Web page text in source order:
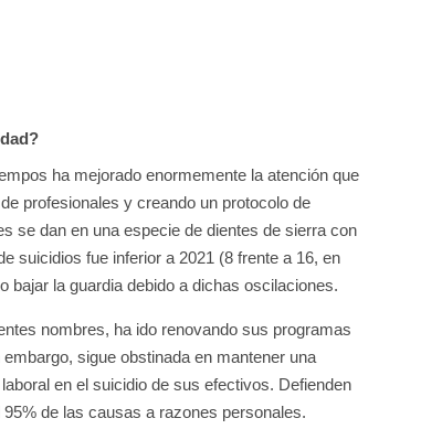
ha mejorado enormemente la atención que
profesionales y creando un protocolo de
se dan en una especie de dientes de sierra con
suicidios fue inferior a 2021 (8 frente a 16, en
bajar la guardia debido a dichas oscilaciones.
nombres, ha ido renovando sus programas
sigue obstinada en mantener una
en el suicidio de sus efectivos. Defienden
de las causas a razones personales.